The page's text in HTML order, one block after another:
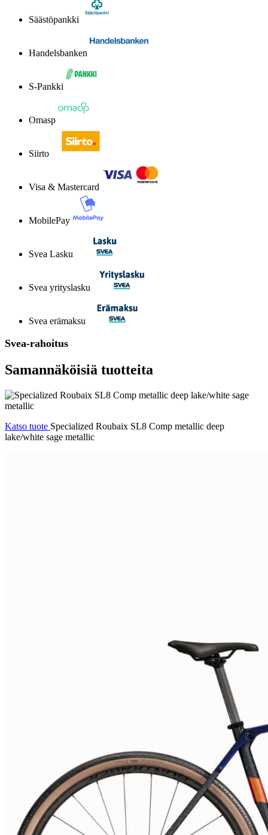
Säästöpankki
Handelsbanken
S-Pankki
Omasp
Siirto
Visa & Mastercard
MobilePay
Svea Lasku
Svea yrityslasku
Svea erämaksu
Svea-rahoitus
Samannäköisiä tuotteita
Katso tuote Specialized Roubaix SL8 Comp metallic deep
lake/white sage metallic